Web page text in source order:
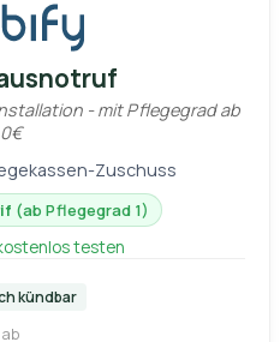
- mit Pflegegrad ab
0€
Zuschuss
(ab Pflegegrad 1)
testen
kündbar
ab